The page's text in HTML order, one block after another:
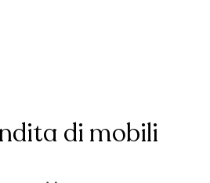
di mobili